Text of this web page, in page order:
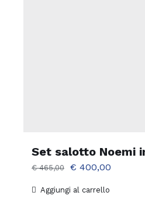
Set salotto Noemi
€465,00
Il
€ 400,00Il
Aggiungi al carrello